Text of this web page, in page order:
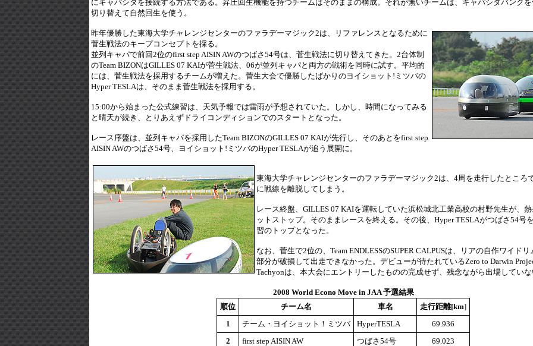
にキャパシタを接続する方法である。昇圧回生機能を持つチームはそのままの構成。それが無いチームは、キャパシタバンク
切り替えて自然回生を使う。
昨年優勝した東海大学チャレンジセンターのファラデーマジック2は、リファレンスとなるために
菅生戦法のキープコンセプトを採る。
並列キャパで前回2位のfirst step AISIN AWのつばさ54号は、菅生戦法に切り替えてきた。2台体制
のTeam BIZONはGILLES 07 KAIが菅生戦法、06が並列キャパと両方の戦術を同時に試す。平均的
には、菅生戦法を採用するチームが増えた。菅生大会で優勝したばかりのヨイショット!ミツバの
Hyper TESLAは、そのまま菅生戦法を採用する。
15:00から始まった公式練習は、天気予報では雷雨が予想されていた。しかし、時間になってみる
と晴天が続き、とりあえずドライコンディションでのスタートとなった。
レース序盤は、並列キャパを採用したTeam BIZONのGILLES 07 KAIが先行し、そのあとをfirst step
AISIN AWのつばさ54号、ヨイショット!ミツバのHyper TESLAが追う展開に。
東海大学チャレンジセンターのファラデーマジック2は、4周を走行したところ
に戦線を離脱してしまう。
レース終盤、GILLES 07 KAIを運転していた浜松城北工業高校の村野先生が、
ットストップ。そのままレースを終える。その後、Hyper TESLAがつばさ54号
習のトップとなった。
なお、菅生で2位の、Team ENDLESSのSUPER CALPUSは、リアの自作ワイド
部分が破損して出走できなかった。デビューが待たれているZero to Darwin
Tachyonは、本大会にエントリーしたものの完成せず、残念ながら出場してい
2008 World Econo Move in JAA 予選結果
順位
チーム名 車名 走行距離[km]
1
チーム・ヨイショット！ミツバ HyperTESLA
69.936
2
first step AISIN AW つばさ54号
69.023